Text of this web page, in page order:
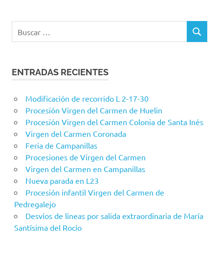
BUSCAR
ENTRADAS RECIENTES
Modificación de recorrido L 2-17-30
Procesión Virgen del Carmen de Huelin
Procesión Virgen del Carmen Colonia de Santa Inés
Virgen del Carmen Coronada
Feria de Campanillas
Procesiones de Virgen del Carmen
Virgen del Carmen en Campanillas
Nueva parada en L23
Procesión infantil Virgen del Carmen de
Pedregalejo
Desvíos de líneas por salida extraordinaria de María
Santísima del Rocío